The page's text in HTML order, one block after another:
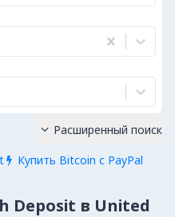
 Купить Bitcoin с PayPal
 Расширенный поиск
Deposit в United